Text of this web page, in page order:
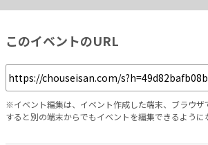
このイベントのURL
※イベント編集は、イベント作成した端末、ブラウザ
すると別の端末からでもイベントを編集できるように